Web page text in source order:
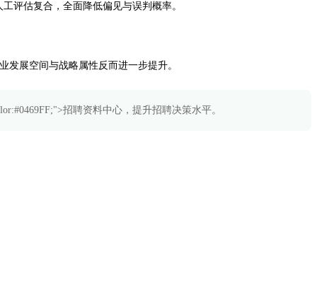
评估复合，全面降低偏见与误判概率。
展空间与战略属性反而进一步提升。
招聘资料中心，提升招聘决策水平。